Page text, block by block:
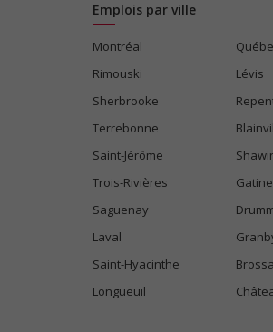
Emplois par ville
Montréal
Rimouski
Lévis
Sherbrooke
Terrebonne
Saint-Jérôme
Trois-Rivières
Saguenay
Laval
Saint-Hyacinthe
Longueuil